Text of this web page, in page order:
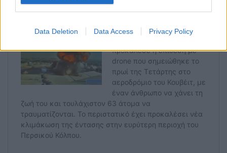
Data Deletion Data Access Privacy Policy